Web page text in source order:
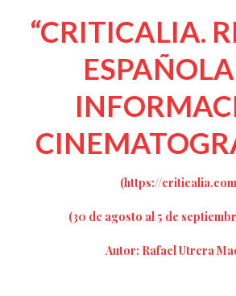
“CRITICALIA.
(https://
(30 de agosto al 5 de
Autor: Rafael Utrera